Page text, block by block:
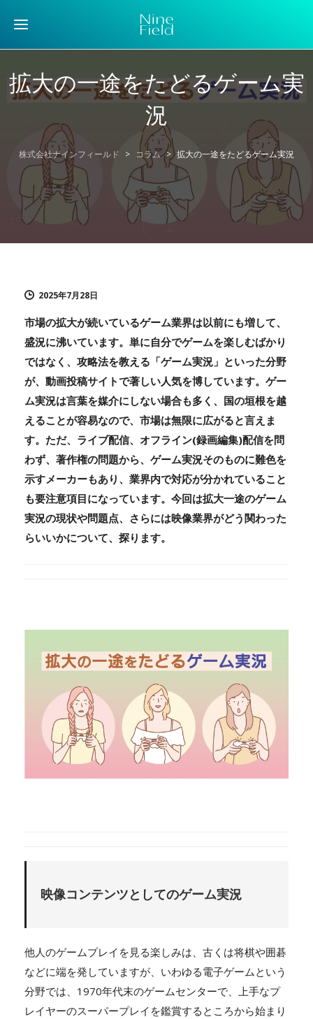
拡大の一途をたどるゲーム実
況
株式会社ナインフィールド > コラム > 拡大の一途をたどるゲーム実況
2025年7月28日
市場の拡大が続いているゲーム業界は以前にも増して、
盛況に沸いています。単に自分でゲームを楽しむばかり
ではなく、攻略法を教える「ゲーム実況」といった分野
が、動画投稿サイトで著しい人気を博しています。ゲー
ム実況は言葉を媒介にしない場合も多く、国の垣根を越
えることが容易なので、市場は無限に広がると言えま
す。ただ、ライブ配信、オフライン(録画編集)配信を問
わず、著作権の問題から、ゲーム実況そのものに難色を
示すメーカーもあり、業界内で対応が分かれていること
も要注意項目になっています。今回は拡大一途のゲーム
実況の現状や問題点、さらには映像業界がどう関わった
らいいかについて、探ります。
映像コンテンツとしてのゲーム実況
他人のゲームプレイを見る楽しみは、古くは将棋や囲碁
などに端を発していますが、いわゆる電子ゲームという
分野では、1970年代末のゲームセンターで、上手なプ
レイヤーのスーパープレイを鑑賞するところから始まり